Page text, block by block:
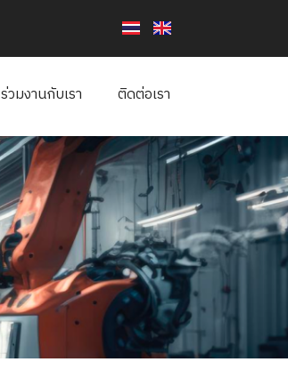
ร่วมงานกับเรา ติดต่อเรา